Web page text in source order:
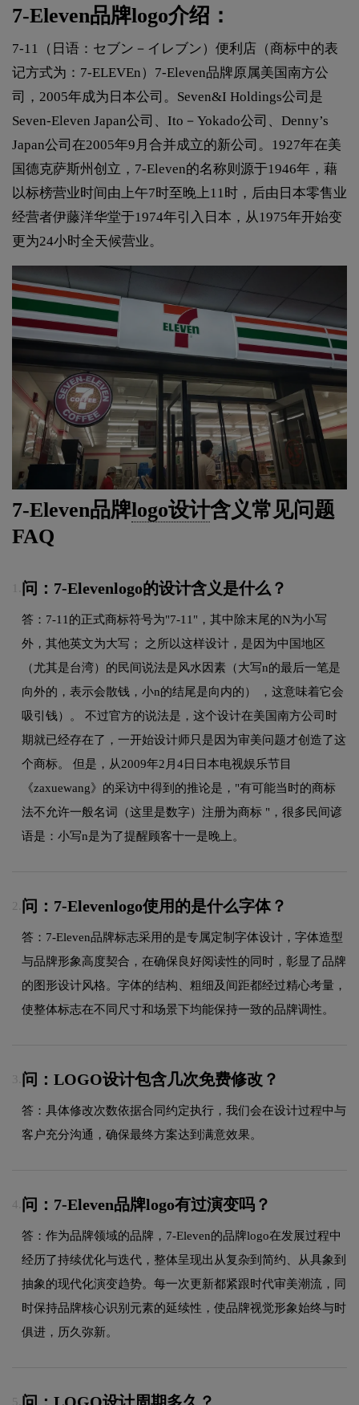
7-Eleven品牌logo介绍：
7-11（日语：セブン－イレブン）便利店（商标中的表
记方式为：7-ELEVEn）7-Eleven品牌原属美国南方公
司，2005年成为日本公司。Seven&I Holdings公司是
Seven-Eleven Japan公司、Ito－Yokado公司、Denny’s
Japan公司在2005年9月合并成立的新公司。1927年在美
国德克萨斯州创立，7-Eleven的名称则源于1946年，藉
以标榜营业时间由上午7时至晚上11时，后由日本零售业
经营者伊藤洋华堂于1974年引入日本，从1975年开始变
更为24小时全天候营业。
7-Eleven品牌logo设计含义常见问题
FAQ
问：7-Elevenlogo的设计含义是什么？
答：7-11的正式商标符号为"7-11"，其中除末尾的N为小写
外，其他英文为大写； 之所以这样设计，是因为中国地区
（尤其是台湾）的民间说法是风水因素（大写n的最后一笔是
向外的，表示会散钱，小n的结尾是向内的） ，这意味着它会
吸引钱）。 不过官方的说法是，这个设计在美国南方公司时
期就已经存在了，一开始设计师只是因为审美问题才创造了这
个商标。 但是，从2009年2月4日日本电视娱乐节目
《zaxuewang》的采访中得到的推论是，"有可能当时的商标
法不允许一般名词（这里是数字）注册为商标 "，很多民间谚
语是：小写n是为了提醒顾客十一是晚上。
2. 问：7-Elevenlogo使用的是什么字体？
答：7-Eleven品牌标志采用的是专属定制字体设计，字体造型
与品牌形象高度契合，在确保良好阅读性的同时，彰显了品牌
的图形设计风格。字体的结构、粗细及间距都经过精心考量，
使整体标志在不同尺寸和场景下均能保持一致的品牌调性。
3. 问：LOGO设计包含几次免费修改？
答：具体修改次数依据合同约定执行，我们会在设计过程中与
客户充分沟通，确保最终方案达到满意效果。
4. 问：7-Eleven品牌logo有过演变吗？
答：作为品牌领域的品牌，7-Eleven的品牌logo在发展过程中
经历了持续优化与迭代，整体呈现出从复杂到简约、从具象到
抽象的现代化演变趋势。每一次更新都紧跟时代审美潮流，同
时保持品牌核心识别元素的延续性，使品牌视觉形象始终与时
俱进，历久弥新。
5.